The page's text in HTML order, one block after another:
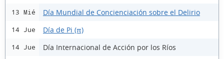
13 Mié Día Mundial de Concienciación sobre el Delirio
14 Jue Día de Pi (π)
14 Jue Día Internacional de Acción por los Ríos